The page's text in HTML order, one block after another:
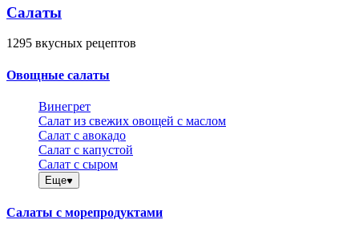
Салаты
1295 вкусных рецептов
Овощные салаты
Винегрет
Салат из свежих овощей с маслом
Салат с авокадо
Салат с капустой
Салат с сыром
Еще
Салаты с морепродуктами